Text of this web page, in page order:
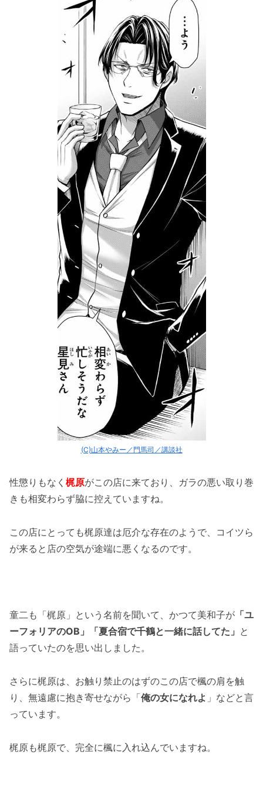
(C)山本やみー／門馬司／講談社
性懲りもなく 梶原がこの店に来ており、ガラの悪い取り巻
きも相変わらず脇に控えていますね。
この店にとっても梶原達は厄介な存在のようで、コイツら
が来ると店の空気が途端に悪くなるのです。
童二も「梶原」という名前を聞いて、かつて美和子が 「ユ
ーフォリアのOB」「夏合宿で千鶴と一緒に話してた」 と
語っていたのを思い出しました。
さらに梶原は、お触り禁止のはずのこの店で楓の肩を触
り、無遠慮に抱き寄せながら「俺の女になれよ 」などと言
っています。
梶原も梶原で、完全に楓に入れ込んでいますね。